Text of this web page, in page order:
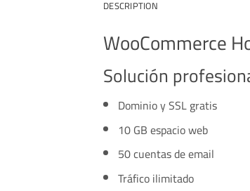
DESCRIPTION
WooCommerce
Solución
Dominio y SSL gratis
10 GB espacio web
50 cuentas de email
Tráfico ilimitado